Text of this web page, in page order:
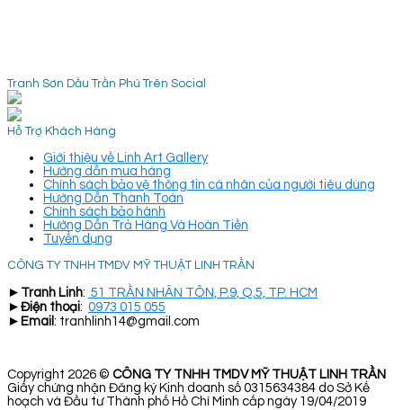
Tranh Sơn Dầu Trần Phú Trên Social
Hỗ Trợ Khách Hàng
Giới thiệu về Linh Art Gallery
Hướng dẫn mua hàng
Chính sách bảo vệ thông tin cá nhân của người tiêu dùng
Hướng Dẫn Thanh Toán
Chính sách bảo hành
Hướng Dẫn Trả Hàng Và Hoàn Tiền
Tuyển dụng
CÔNG TY TNHH TMDV MỸ THUẬT LINH TRẦN
► Tranh Linh: 51 TRẦN NHÂN TÔN, P.9, Q.5, TP. HCM
► Điện thoại: 0973 015 055
► Email : tranhlinh14@gmail.com
Copyright 2026 © CÔNG TY TNHH TMDV MỸ THUẬT LINH TRẦN
Giấy chứng nhận Đăng ký Kinh doanh số 0315634384 do Sở Kế
hoạch và Đầu tư Thành phố Hồ Chí Minh cấp ngày 19/04/2019